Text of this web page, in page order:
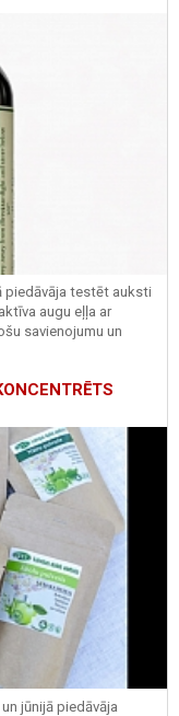
piedāvāja testēt auksti
augu eļļa ar
savienojumu un
jūnijā piedāvāja